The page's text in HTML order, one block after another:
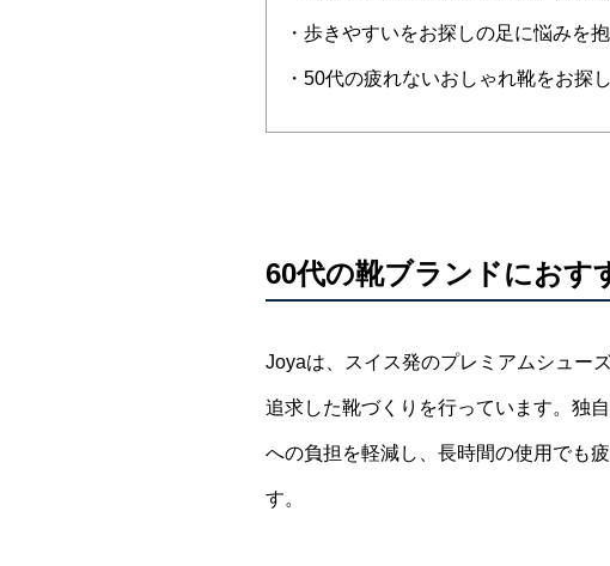
・歩きやすいをお探しの足に悩みを
・50代の疲れないおしゃれ靴をお探
60代の靴ブランドにおす
Joyaは、スイス発のプレミアムシュー
追求した靴づくりを行っています。独
への負担を軽減し、長時間の使用でも
す。